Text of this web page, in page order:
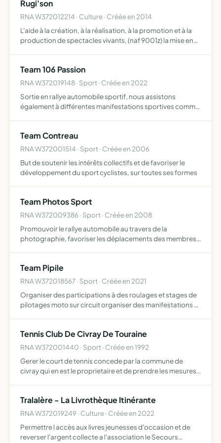
Rugi'son
RNA W372012214 · Culture · Créée en 2014
L'aide à la création, à la réalisation, à la promotion et à la
production de spectacles vivants, (naf 9001z) la mise en
Team 106 Passion
RNA W372019148 · Sport · Créée en 2022
Sortie en rallye automobile sportif, nous assistons
également à différentes manifestations sportives comme
Team Contreau
RNA W372001514 · Sport · Créée en 2006
But de soutenir les intérêts collectifs et de favoriser le
développement du sport cyclistes, sur toutes ses formes
Team Photos Sport
RNA W372009386 · Sport · Créée en 2008
Promouvoir le rallye automobile au travers de la
photographie, favoriser les déplacements des membres
Team Pipile
RNA W372018567 · Sport · Créée en 2021
Organiser des participations à des roulages et stages de
pilotages moto sur circuit organiser des manifestations et
Tennis Club De Civray De Touraine
RNA W372001440 · Sport · Créée en 1992
Gerer le court de tennis concede par la commune de
civray qui en est le proprietaire et de prendre les mesures
Tralalère - La Livrothèque Itinérante
RNA W372019249 · Culture · Créée en 2022
Permettre l accès aux livres jeunesses d'occasion et de
reverser l'argent collecte a l'association le Secours